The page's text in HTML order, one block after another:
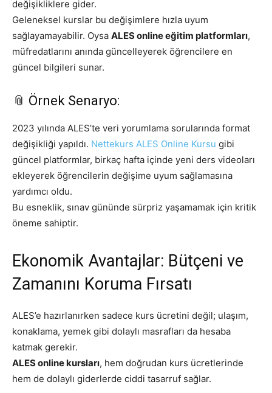
değişikliklere gider.
Geleneksel kurslar bu değişimlere hızla uyum
sağlayamayabilir. Oysa ALES online eğitim platformları,
müfredatlarını anında güncelleyerek öğrencilere en
güncel bilgileri sunar.
📎 Örnek Senaryo:
2023 yılında ALES’te veri yorumlama sorularında format
değişikliği yapıldı. Nettekurs ALES Online Kursu gibi
güncel platformlar, birkaç hafta içinde yeni ders videoları
ekleyerek öğrencilerin değişime uyum sağlamasına
yardımcı oldu.
Bu esneklik, sınav gününde sürpriz yaşamamak için kritik
öneme sahiptir.
Ekonomik Avantajlar: Bütçeni ve
Zamanını Koruma Fırsatı
ALES’e hazırlanırken sadece kurs ücretini değil; ulaşım,
konaklama, yemek gibi dolaylı masrafları da hesaba
katmak gerekir.
ALES online kursları, hem doğrudan kurs ücretlerinde
hem de dolaylı giderlerde ciddi tasarruf sağlar.